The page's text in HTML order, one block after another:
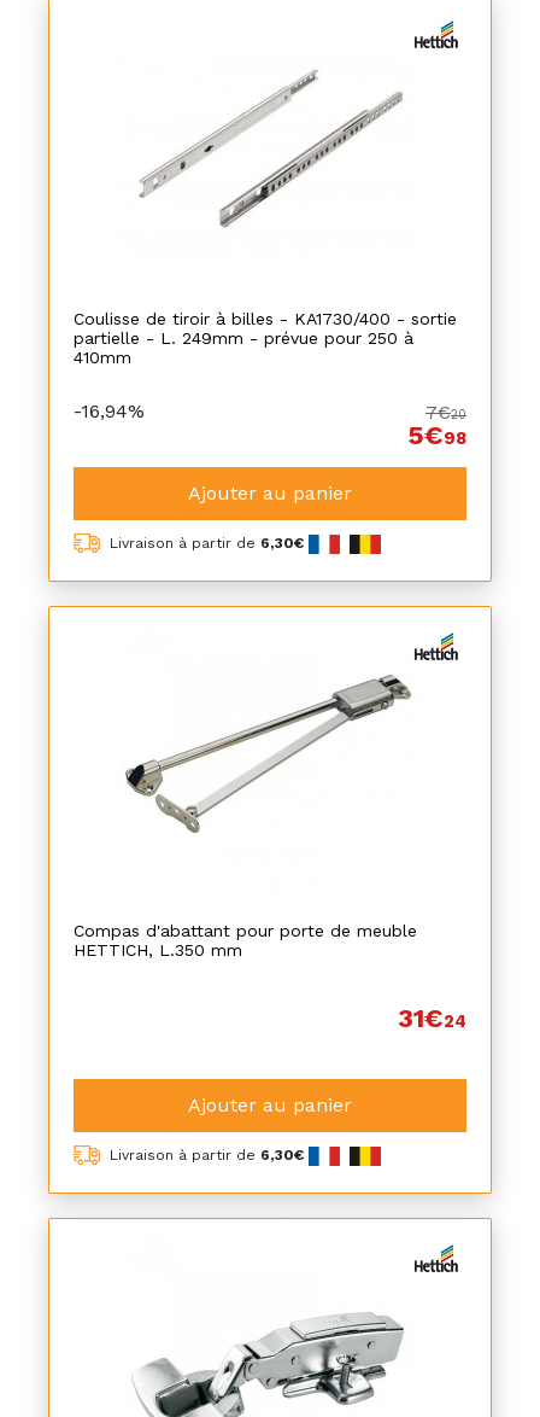
Coulisse de tiroir à billes - KA1730/400 - sortie
partielle - L. 249mm - prévue pour 250 à
410mm
-16,94% 7€20
5€98
Ajouter au panier
Livraison à partir de 6,30€
Compas d'abattant pour porte de meuble
HETTICH, L.350 mm
31€24
Ajouter au panier
Livraison à partir de 6,30€